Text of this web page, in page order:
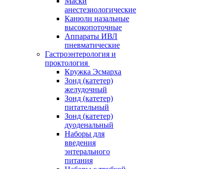
анестезиологические
Канюли назальные
высокопоточные
Аппараты ИВЛ
пневматические
Гастроэнтерология и
проктология
Кружка Эсмарха
Зонд (катетер)
желудочный
Зонд (катетер)
питательный
Зонд (катетер)
дуоденальный
Наборы для
введения
энтерального
питания